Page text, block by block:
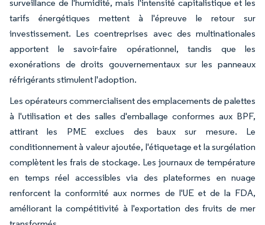
surveillance de l'humidité, mais l'intensité capitalistique et les
tarifs énergétiques mettent à l'épreuve le retour sur
investissement. Les coentreprises avec des multinationales
apportent le savoir-faire opérationnel, tandis que les
exonérations de droits gouvernementaux sur les panneaux
réfrigérants stimulent l'adoption.
Les opérateurs commercialisent des emplacements de palettes
à l'utilisation et des salles d'emballage conformes aux BPF,
attirant les PME exclues des baux sur mesure. Le
conditionnement à valeur ajoutée, l'étiquetage et la surgélation
complètent les frais de stockage. Les journaux de température
en temps réel accessibles via des plateformes en nuage
renforcent la conformité aux normes de l'UE et de la FDA,
améliorant la compétitivité à l'exportation des fruits de mer